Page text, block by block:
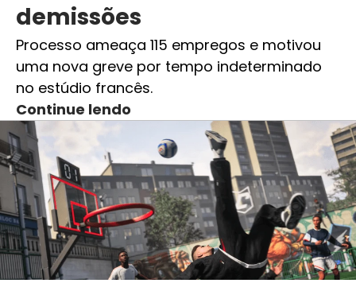
demissões
Processo ameaça 115 empregos e motivou
uma nova greve por tempo indeterminado
no estúdio francês.
Continue lendo